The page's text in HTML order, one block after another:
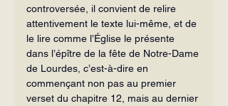
controversée, il convient de relire
attentivement le texte lui-même, et de
le lire comme l’Église le présente
dans l’épître de la fête de Notre-Dame
de Lourdes, c’est-à-dire en
commençant non pas au premier
verset du chapitre 12, mais au dernier